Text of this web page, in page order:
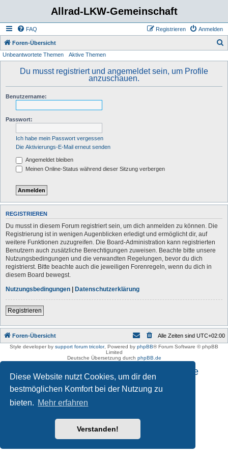
Diese Website nutzt Cookies, um dir den
bestmöglichen Komfort bei der Nutzung zu
bieten. Mehr erfahren
Verstanden!
Allrad-LKW-Gemeinschaft
FAQ Anmelden
Registrieren
Foren-Übersicht
Unbeantwortete Themen Aktive Themen
Du musst registriert und angemeldet sein, um Profile
anzuschauen.
Benutzername:
Passwort:
Ich habe mein Passwort vergessen
Die Aktivierungs-E-Mail erneut senden
Angemeldet bleiben
Meinen Online-Status während dieser Sitzung verbergen
REGISTRIEREN
Du musst in diesem Forum registriert sein, um dich anmelden zu können. Die
Registrierung ist in wenigen Augenblicken erledigt und ermöglicht dir, auf
weitere Funktionen zuzugreifen. Die Board-Administration kann registrierten
Benutzern auch zusätzliche Berechtigungen zuweisen. Beachte bitte unsere
Nutzungsbedingungen und die verwandten Regelungen, bevor du dich
registrierst. Bitte beachte auch die jeweiligen Forenregeln, wenn du dich in
diesem Board bewegst.
Nutzungsbedingungen | Datenschutzerklärung
Registrieren
Foren-Übersicht Alle Zeiten sind UTC+02:00
Style developer by support forum tricolor, Powered by phpBB® Forum Software © phpBB
Limited
Deutsche Übersetzung durch phpBB.de
Impressum und Datenschutzhinweise